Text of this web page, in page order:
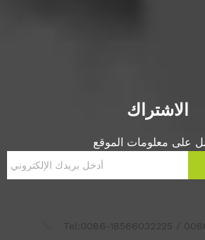
الاشتراك
على معلومات الموقع
Tel:0086-18566032225 /